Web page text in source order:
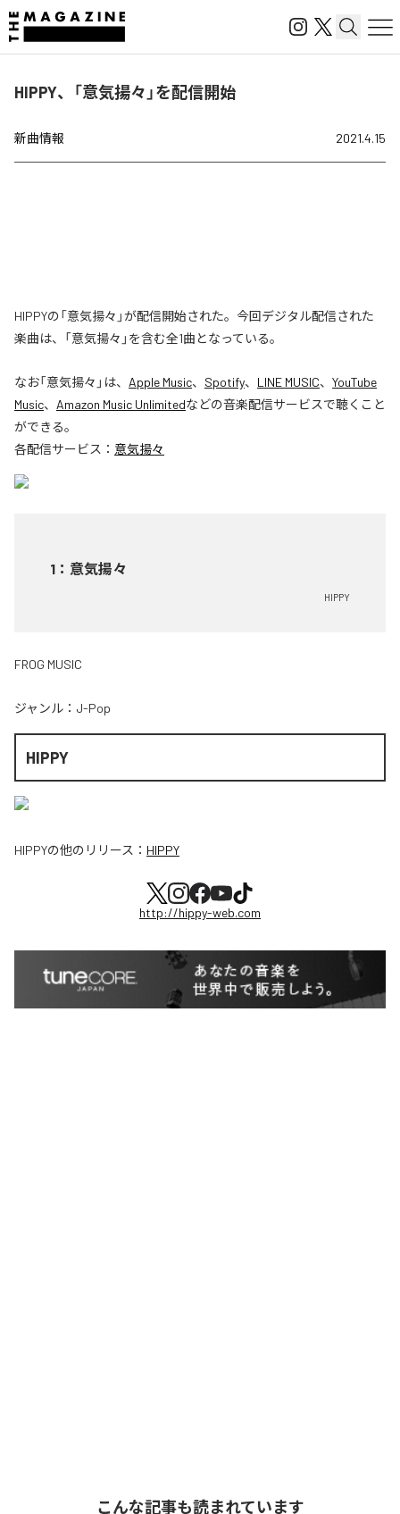
HIPPY、「意気揚々」を配信開始
新曲情報 2021.4.15
HIPPYの「意気揚々」が配信開始された。今回デジタル配信された
楽曲は、「意気揚々」を含む全1曲となっている。
なお「意気揚々 」は、 Apple Music、 Spotify、 LINE MUSIC、 YouTube
Music、 Amazon Music Unlimitedなどの音楽配信サービスで聴くこと
ができる。
各配信サービス： 意気揚々
1 ： 意気揚々
HIPPY
FROG MUSIC
ジャンル： J-Pop
HIPPY
HIPPYの他のリリース： HIPPY
http://hippy-web.com
こんな記事も読まれています